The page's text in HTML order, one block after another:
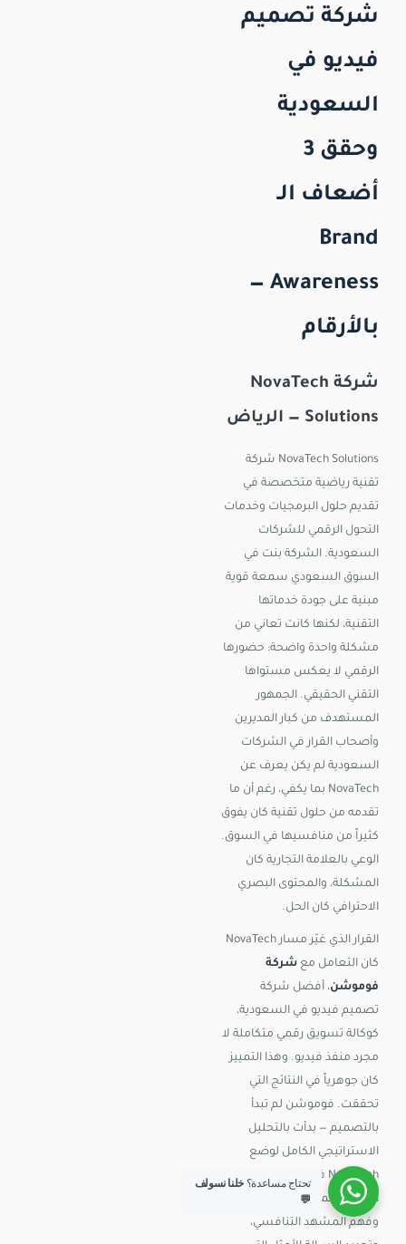
شركة تصميم
فيديو في
السعودية
وحقق 3
أضعاف الـ
Brand
Awareness —
بالأرقام
شركة NovaTech
Solutions — الرياض
NovaTech Solutions شركة
تقنية رياضية متخصصة في
تقديم حلول البرمجيات وخدمات
التحول الرقمي للشركات
السعودية. الشركة بنت في
السوق السعودي سمعة قوية
مبنية على جودة خدماتها
التقنية، لكنها كانت تعاني من
مشكلة واحدة واضحة: حضورها
الرقمي لا يعكس مستواها
التقني الحقيقي. الجمهور
المستهدف من كبار المديرين
وأصحاب القرار في الشركات
السعودية لم يكن يعرف عن
NovaTech بما يكفي، رغم أن ما
تقدمه من حلول تقنية كان يفوق
كثيراً من منافسيها في السوق.
الوعي بالعلامة التجارية كان
المشكلة، والمحتوى البصري
الاحترافي كان الحل.
القرار الذي غيّر مسار NovaTech
كان التعامل مع شركة
فوموشن، أفضل شركة
تصميم فيديو في السعودية،
كوكالة تسويق رقمي متكاملة لا
مجرد منفذ فيديو. وهذا التمييز
كان جوهرياً في النتائج التي
تحققت. فوموشن لم تبدأ
بالتصميم — بدأت بالتحليل
الاستراتيجي الكامل لوضع
NovaTech في السوق، وتحديد
الجمهور المستهدف بدقة،
وفهم المشهد التنافسي،
تحتاج مساعدة؟ خلنا نسولف
💬